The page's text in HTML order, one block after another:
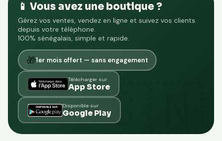
📱 Vous avez une boutique ?
Gérez vos ventes, vendez en ligne et suivez vos clients
depuis votre téléphone.
100% sénégalais, simple et rapide.
🎁1er mois offert — sans engagement
Télécharger sur
App Store
Disponible sur
Google Play